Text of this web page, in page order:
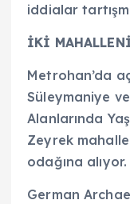
iddialar
İKİ
Metrohan’da
Süleymaniye
Alanlarında
Zeyrek
odağına alıyor.
German